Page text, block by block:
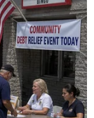
cơ hội
tiêu xây
ương theo
triển bền